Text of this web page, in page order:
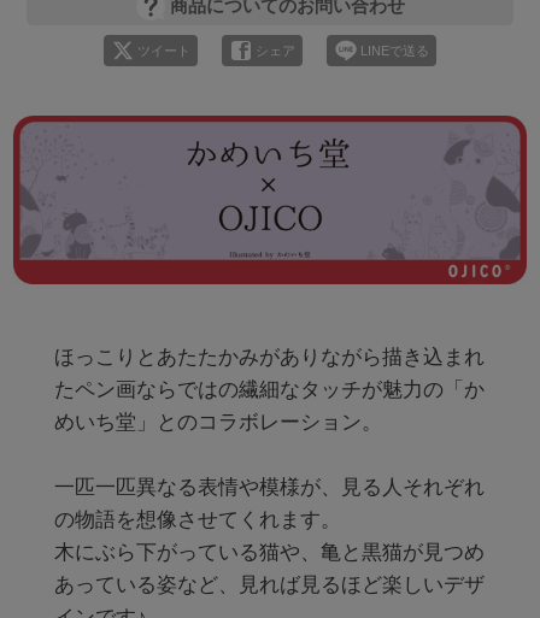
商品についてのお問い合わせ
ツイート シェア LINEで送る
ほっこりとあたたかみがありながら描き込まれ
たペン画ならではの繊細なタッチが魅力の「か
めいち堂」とのコラボレーション。
一匹一匹異なる表情や模様が、見る人それぞれ
の物語を想像させてくれます。
木にぶら下がっている猫や、亀と黒猫が見つめ
あっている姿など、見れば見るほど楽しいデザ